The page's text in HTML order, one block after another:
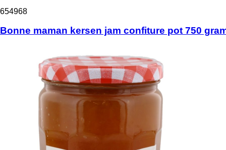
654968
Bonne maman kersen jam confiture pot 750